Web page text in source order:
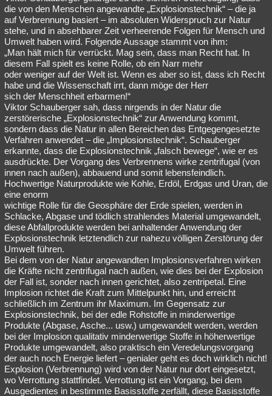
die von den Menschen angewandte „Explosionstechnik“ – die ja
auf Verbrennung basiert – im absoluten Widerspruch zur Natur
stehe, und in absehbarer Zeit verheerende Folgen für Mensch und
Umwelt haben wird. Folgende Aussage stammt von ihm:
„Man hält mich für verrückt. Mag sein, dass man Recht hat. In
diesem Fall spielt es keine Rolle, ob ein Narr mehr
oder weniger auf der Welt ist. Wenn es aber so ist, dass ich Recht
habe und die Wissenschaft irrt, dann möge der Herr
sich der Menschheit erbarmen!“
Viktor Schauberger sah, dass nirgends in der Natur die
zerstörerische „Explosionstechnik“ zur Anwendung kommt,
sondern dass die Natur in allen Bereichen das Entgegengesetzte
Verfahren anwendet – die „Implosionstechnik“. Schauberger
erkannte, dass die Explosionstechnik „falsch bewege“, wie er es
ausdrückte. Der Vorgang des Verbrennens wirke zentrifugal (von
innen nach außen), abbauend und somit lebensfeindlich.
Hochwertige Naturprodukte wie Kohle, Erdöl, Erdgas und Uran, die
eine enorm
wichtige Rolle für die Geosphäre der Erde spielen, werden in
Schlacke, Abgase und tödlich strahlendes Material umgewandelt,
diese Abfallprodukte werden bei anhaltender Anwendung der
Explosionstechnik letztendlich zur nahezu völligen Zerstörung der
Umwelt führen.
Bei dem von der Natur angewandten Implosionsverfahren wirken
die Kräfte nicht zentrifugal nach außen, wie dies bei der Explosion
der Fall ist, sonder nach innen gerichtet, also zentripetal. Eine
Implosion richtet die Kraft zum Mittelpunkt hin, und erreicht
schließlich im Zentrum ihr Maximum. Im Gegensatz zur
Explosionstechnik, bei der edle Rohstoffe in minderwertige
Produkte (Abgase, Asche... usw.) umgewandelt werden, werden
bei der Implosion qualitativ minderwertige Stoffe in höherwertige
Produkte umgewandelt, also praktisch ein Veredelungsvorgang
der auch noch Energie liefert – genialer geht es doch wirklich nicht!
Explosion (Verbrennung) wird von der Natur nur dort eingesetzt,
wo Verrottung stattfindet. Verrottung ist ein Vorgang, bei dem
Ausgedientes in bestimmte Basisstoffe zerfällt, diese Basisstoffe